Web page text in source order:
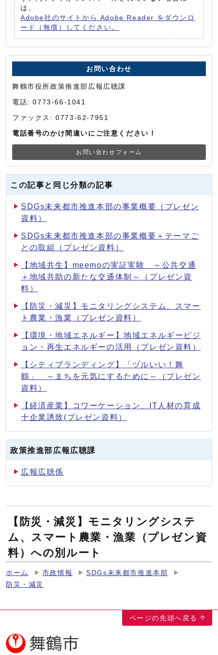
は、
Adobe社のサイトから Adobe Reader をダウンロ
ード（無償）してください。
お問い合わせ
舞鶴市役所政策推進部広報広聴課
電話: 0773-66-1041
ファックス: 0773-62-7951
電話番号のかけ間違いにご注意ください！
お問い合わせフォーム
この記事と同じ分類の記事
SDGs未来都市推進本部の事業概要（プレゼン
資料）
SDGs未来都市推進本部の事業概要＋テーマご
との取組（プレゼン資料）
【地域共生】meemoの実証実験 ～公共交通
＋地域共助の新たな交通体制～（プレゼン資
料）
【防災・減災】モニタリングシステム、スマー
ト農業・漁業（プレゼン資料）
【環境・地域エネルギー】地域エネルギービジ
ョン・再生エネルギーの活用（プレゼン資料）
【シティブランディング】「ヅルいい！舞
鶴」 ～まちを元気にするために～（プレゼン
資料）
【経済産業】コワーケーション、IT人材の育成
十企業誘致(プレゼン資料）
政策推進部広報広聴課
広報広聴係
【防災・減災】モニタリングシステ
ム、スマート農業・漁業（プレゼン資
料）への別ルート
ホーム 市政情報
SDGs未来都市推進本部
防災・減災
ページの先頭へ戻る